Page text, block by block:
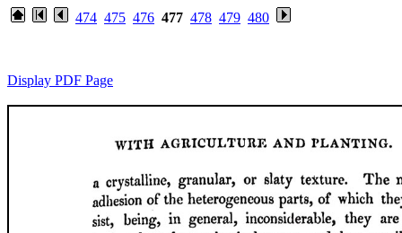
474 475 476 477 478 479 480
Display PDF Page